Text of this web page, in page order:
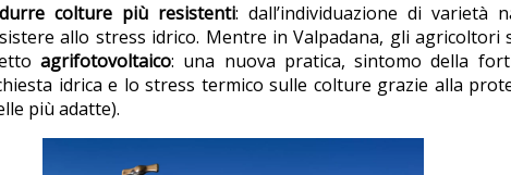
colture più resistenti: dall’individuazione di varietà
allo stress idrico. Mentre in Valpadana, gli
agrifotovoltaico: una nuova pratica, sintomo della
idrica e lo stress termico sulle colture grazie alla
più adatte).